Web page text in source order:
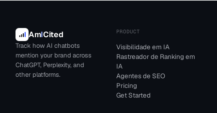
AmICited
Track how AI chatbots
mention your brand across
ChatGPT, Perplexity, and
other platforms.
PRODUCT
Visibilidade em IA
Rastreador de Ranking em
IA
Agentes de SEO
Pricing
Get Started